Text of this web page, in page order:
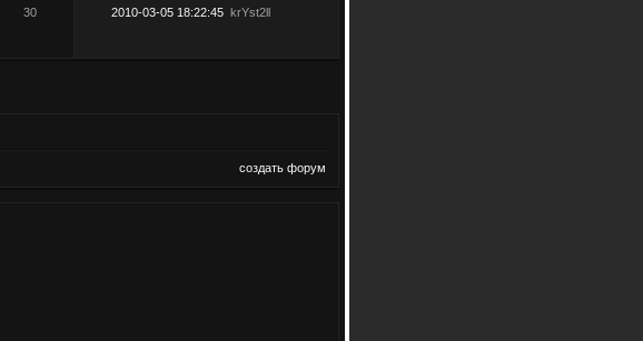
30 2010-03-05 18:22:45 krYst2ll
создать форум